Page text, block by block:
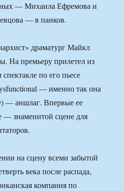
— Михаила Ефремова и
— в панков.
драматург Майкл
На премьеру прилетел из
по его пьесе
— именно так она
— аншлаг. Впервые ее
— знаменитой сцене для
на сцену всеми забытой
века после распада,
компания по